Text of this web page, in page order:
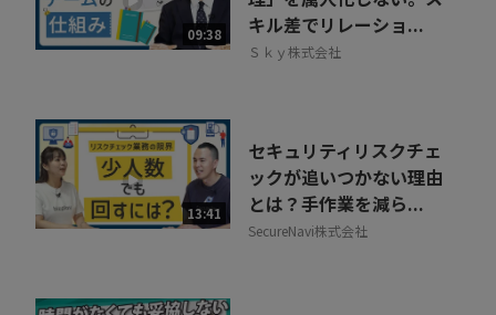
09:38
キル差でリレーショ...
Ｓｋｙ株式会社
13:41
セキュリティリスクチェ
ックが追いつかない理由
とは？手作業を減ら...
SecureNavi株式会社